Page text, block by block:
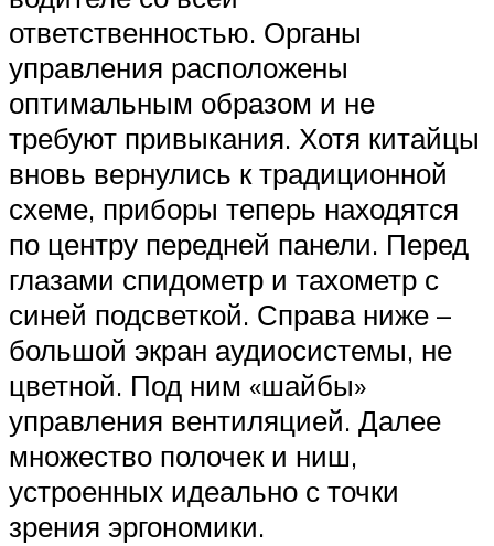
ответственностью. Органы
управления расположены
оптимальным образом и не
требуют привыкания. Хотя китайцы
вновь вернулись к традиционной
схеме, приборы теперь находятся
по центру передней панели. Перед
глазами спидометр и тахометр с
синей подсветкой. Справа ниже –
большой экран аудиосистемы, не
цветной. Под ним «шайбы»
управления вентиляцией. Далее
множество полочек и ниш,
устроенных идеально с точки
зрения эргономики.